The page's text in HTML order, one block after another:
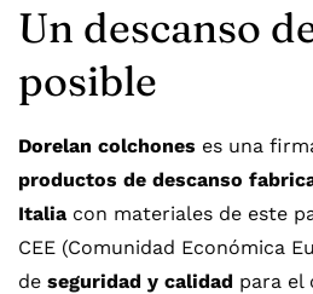
Un descanso
posible
Dorelan colchones es una
productos de descanso
Italia con materiales de este
CEE (Comunidad Económica
de seguridad y calidad para el